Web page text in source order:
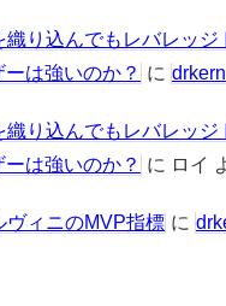
織り込んでもレバレッジ
ーは強いのか？ に
織り込んでもレバレッジ
ーは強いのか？ に ロイ
ヴィニのMVP指標 に